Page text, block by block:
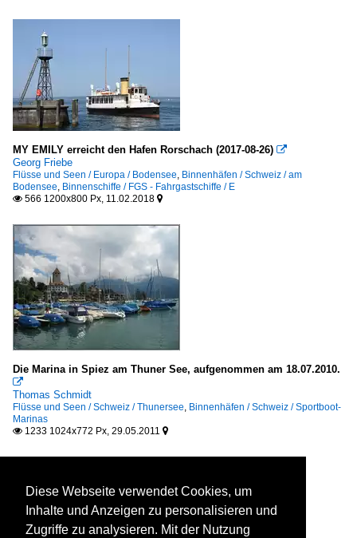
MY EMILY erreicht den Hafen Rorschach (2017-08-26) 
Georg Friebe
Flüsse und Seen / Europa / Bodensee, Binnenhäfen / Schweiz / am
Bodensee, Binnenschiffe / FGS - Fahrgastschiffe / E
 566 1200x800 Px, 11.02.2018 
Die Marina in Spiez am Thuner See, aufgenommen am 18.07.2010.

Thomas Schmidt
Flüsse und Seen / Schweiz / Thunersee, Binnenhäfen / Schweiz / Sportboot-
Marinas
 1233 1024x772 Px, 29.05.2011 
Diese Webseite verwendet Cookies, um
Inhalte und Anzeigen zu personalisieren und
Zugriffe zu analysieren. Mit der Nutzung